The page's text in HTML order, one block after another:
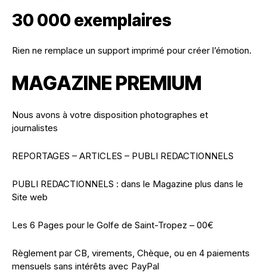
30 000 exemplaires
Rien ne remplace un support imprimé pour créer l’émotion.
MAGAZINE PREMIUM
Nous avons à votre disposition photographes et
journalistes
REPORTAGES – ARTICLES – PUBLI REDACTIONNELS
PUBLI REDACTIONNELS : dans le Magazine plus dans le
Site web
Les 6 Pages pour le Golfe de Saint-Tropez – 00€
Règlement par CB, virements, Chèque, ou en 4 paiements
mensuels sans intérêts avec PayPal